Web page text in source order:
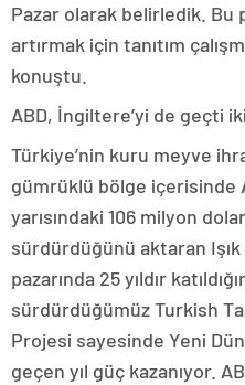
Pazar olarak belirledik. Bu
artırmak için tanıtım
konuştu.
ABD, İngiltere’yi de geçti
Türkiye’nin kuru meyve
gümrüklü bölge içerisinde
yarısındaki 106 milyon
sürdürdüğünü aktaran
pazarında 25 yıldır
sürdürdüğümüz Turkish
Projesi sayesinde Yeni
geçen yıl güç kazanıyor.